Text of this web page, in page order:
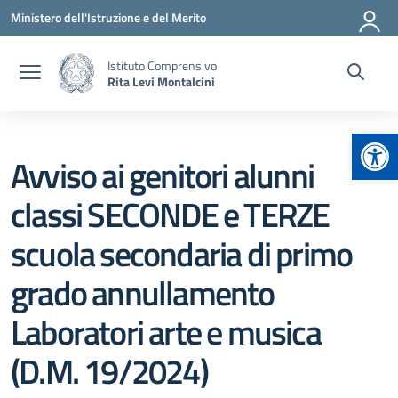
Vai ai contenuti
Vai al menu di navigazione
Vai al footer
Ministero dell'Istruzione e del Merito
Istituto Comprensivo
Rita Levi Montalcini
Avviso ai genitori alunni
classi SECONDE e TERZE
scuola secondaria di primo
grado annullamento
Laboratori arte e musica
(D.M. 19/2024)